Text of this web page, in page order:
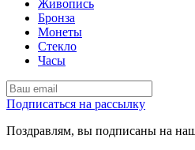
Живопись
Бронза
Монеты
Стекло
Часы
Подписаться на рассылку
Поздравлям, вы подписаны на